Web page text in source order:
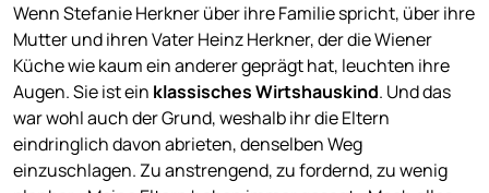
Wenn Stefanie Herkner über ihre Familie spricht, über ihre
Mutter und ihren Vater Heinz Herkner, der die Wiener
Küche wie kaum ein anderer geprägt hat, leuchten ihre
Augen. Sie ist ein klassisches Wirtshauskind. Und das
war wohl auch der Grund, weshalb ihr die Eltern
eindringlich davon abrieten, denselben Weg
einzuschlagen. Zu anstrengend, zu fordernd, zu wenig